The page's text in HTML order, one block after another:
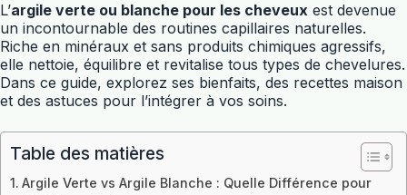
L’argile verte ou blanche pour les cheveux est devenue
un incontournable des routines capillaires naturelles.
Riche en minéraux et sans produits chimiques agressifs,
elle nettoie, équilibre et revitalise tous types de chevelures.
Dans ce guide, explorez ses bienfaits, des recettes maison
et des astuces pour l’intégrer à vos soins.
Table des matières
Argile Verte vs Argile Blanche : Quelle Différence pour